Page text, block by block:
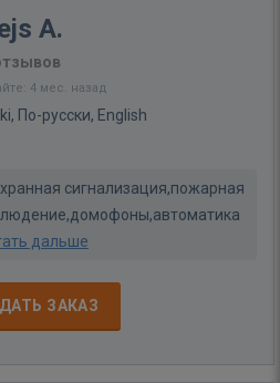
A.
4 мес. назад
По-русски, English
сигнализация,пожарная
дальше
ЗАКАЗ